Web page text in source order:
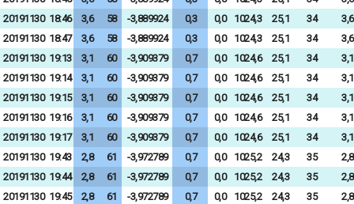
20191130 18:46 3,6 58 -3,889924 0,3 0,0 1024,3 25,1 34
3,6
20191130 18:47 3,6 58 -3,889924 0,3 0,0 1024,3 25,1 34
3,6
20191130 19:13 3,1 60 -3,909379 0,7 0,0 1024,6 25,1 34
3,1
20191130 19:14 3,1 60 -3,909379 0,7 0,0 1024,6 25,1 34
3,1
20191130 19:15 3,1 60 -3,909379 0,7 0,0 1024,6 25,1 34
3,1
20191130 19:16 3,1 60 -3,909379 0,7 0,0 1024,6 25,1 34
3,1
20191130 19:17 3,1 60 -3,909379 0,7 0,0 1024,6 25,1 34
3,1
20191130 19:43 2,8 61 -3,972789 0,7 0,0 1025,2 24,3 35
2,8
20191130 19:44 2,8 61 -3,972789 0,7 0,0 1025,2 24,3 35
2,8
20191130 19:45 2,8 61 -3,972789 0,7 0,0 1025,2 24,3 35
2,8